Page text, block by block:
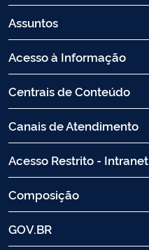
Assuntos
Acesso à Informação
Centrais de Conteúdo
Canais de Atendimento
Acesso Restrito - Intranet
Composição
GOV.BR